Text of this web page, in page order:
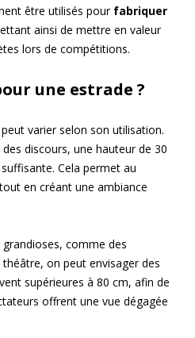
être utilisés pour fabriquer
ainsi de mettre en valeur
lors de compétitions.
une estrade ?
peut varier selon son utilisation.
discours, une hauteur de 30
Cela permet au
en créant une ambiance
comme des
on peut envisager des
supérieures à 80 cm, afin de
offrent une vue dégagée